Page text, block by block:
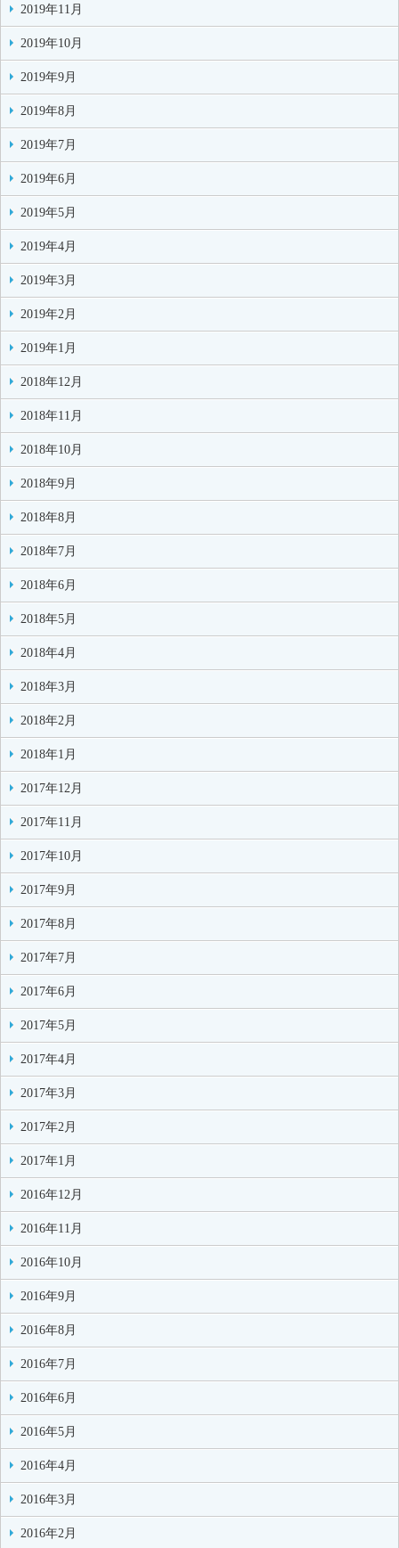
2019年11月
2019年10月
2019年9月
2019年8月
2019年7月
2019年6月
2019年5月
2019年4月
2019年3月
2019年2月
2019年1月
2018年12月
2018年11月
2018年10月
2018年9月
2018年8月
2018年7月
2018年6月
2018年5月
2018年4月
2018年3月
2018年2月
2018年1月
2017年12月
2017年11月
2017年10月
2017年9月
2017年8月
2017年7月
2017年6月
2017年5月
2017年4月
2017年3月
2017年2月
2017年1月
2016年12月
2016年11月
2016年10月
2016年9月
2016年8月
2016年7月
2016年6月
2016年5月
2016年4月
2016年3月
2016年2月